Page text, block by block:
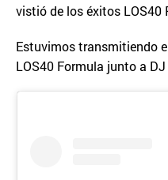
vistió de los éxitos LOS40
Estuvimos transmitiendo
LOS40 Formula junto a DJ